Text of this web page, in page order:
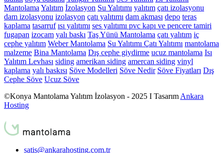
MantolamaYalıtım İzolasyon Su Yalıtımı yalıtım çatı izolasyonu
dam izolasyonu izolasyon çatı yalıtımı dam akması depo teras
kaplama tasarruf ısı yalıtımı ses yalıtımı pvc kapı ve pencere tamiri
fugapan izocam yalı baskı Taş Yünü Mantolama çatı yalıtım iç
cephe yalıtım Weber Mantolama Su Yalıtımı Çatı Yalıtımı mantolama
malzeme Bina Mantolama Dış cephe giydirme ucuz mantolama Isı
Yalıtım Levhası siding amerikan siding amercan siding vinyl
kaplama yalı baskısı Söve Modelleri Söve Nedir Söve Fiyatları Dış
Cephe Söve Ucuz Söve
©Konya Mantolama Yalıtım İzolasyon - 2025 I TasarımAnkara
Hosting
satis@ankarahosting.com.tr